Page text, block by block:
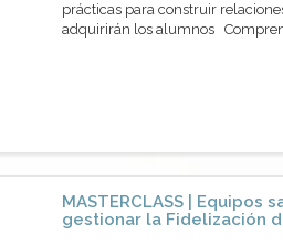
prácticas para construir
adquirirán los alumnos
MASTERCLASS |
gestionar la Fidelización